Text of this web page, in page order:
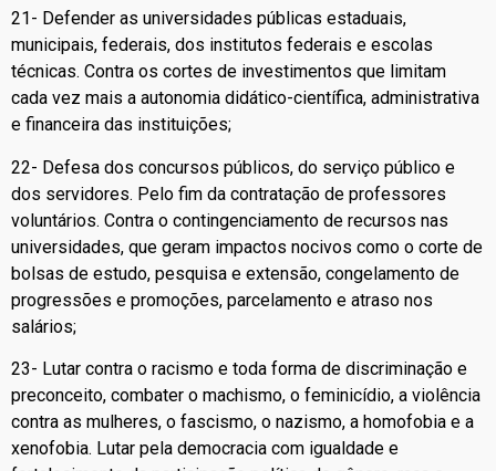
21- Defender as universidades públicas estaduais,
municipais, federais, dos institutos federais e escolas
técnicas. Contra os cortes de investimentos que limitam
cada vez mais a autonomia didático-científica, administrativa
e financeira das instituições;
22- Defesa dos concursos públicos, do serviço público e
dos servidores. Pelo fim da contratação de professores
voluntários. Contra o contingenciamento de recursos nas
universidades, que geram impactos nocivos como o corte de
bolsas de estudo, pesquisa e extensão, congelamento de
progressões e promoções, parcelamento e atraso nos
salários;
23- Lutar contra o racismo e toda forma de discriminação e
preconceito, combater o machismo, o feminicídio, a violência
contra as mulheres, o fascismo, o nazismo, a homofobia e a
xenofobia. Lutar pela democracia com igualdade e